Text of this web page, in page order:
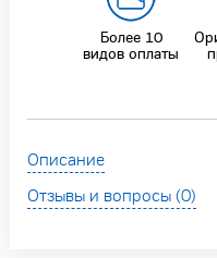
Более 10
видов оплаты
Описание
Отзывы и вопросы (0)